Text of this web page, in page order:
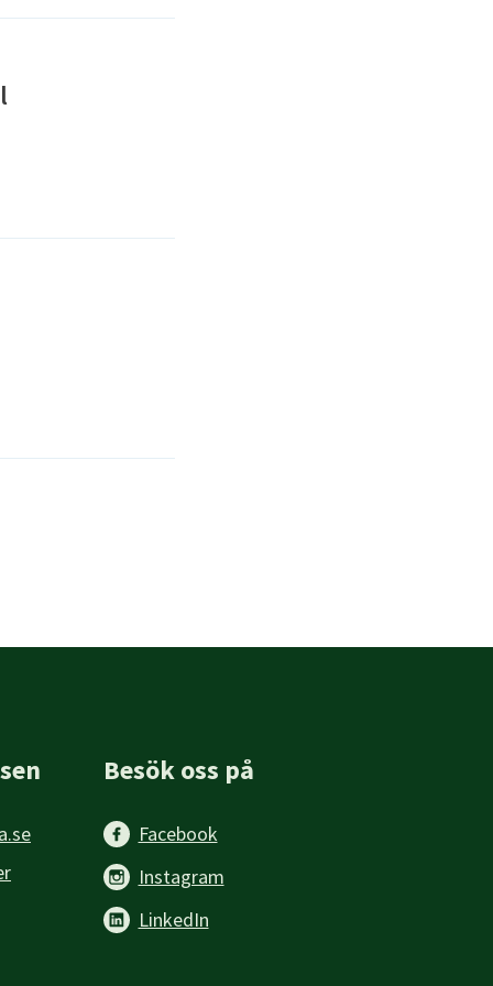
Besök oss på
Facebook
Instagram
LinkedIn